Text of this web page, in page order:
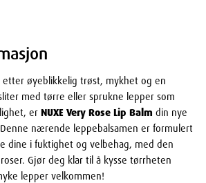
øyeblikkelig trøst, mykhet og en
med tørre eller sprukne lepper som
er NUXE Very Rose Lip Balm din nye
nærende leppebalsamen er formulert
dine i fuktighet og velbehag, med den
Gjør deg klar til å kysse tørrheten
lepper velkommen!